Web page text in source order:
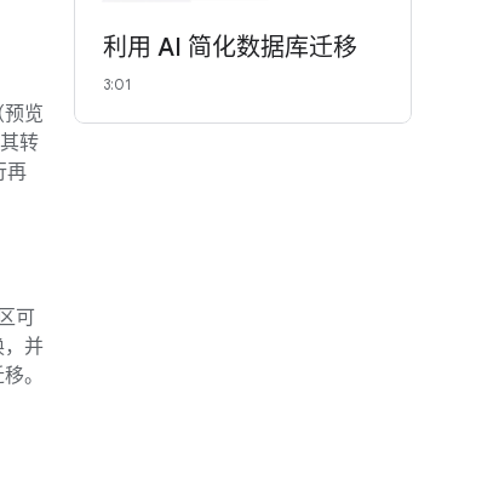
览
转
再
可
并
。
利用 AI 简化数据库迁移
3:01